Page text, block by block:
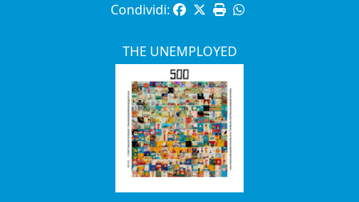
Condividi:
THE UNEMPLOYED